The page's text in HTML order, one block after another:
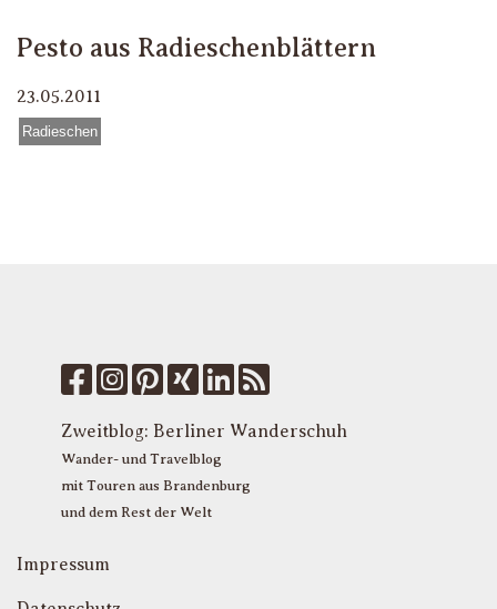
Pesto aus Radieschenblättern
23.05.2011
Radieschen
Zweitblog: Berliner Wanderschuh
Wander- und Travelblog
mit Touren aus Brandenburg
und dem Rest der Welt
Impressum